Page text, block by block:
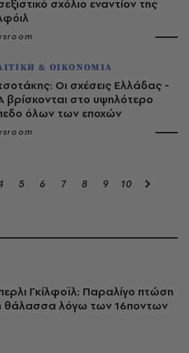
σχόλιο εναντίον της
& ΟΙΚΟΝΟΜΙΑ
Οι σχέσεις Ελλάδας -
βρίσκονται στο υψηλότερο
όλων των εποχών
5 6 7 8 9 10
Γκίλφοϊλ: Παραλίγο πτώση
θάλασσα λόγω των 16ποντων